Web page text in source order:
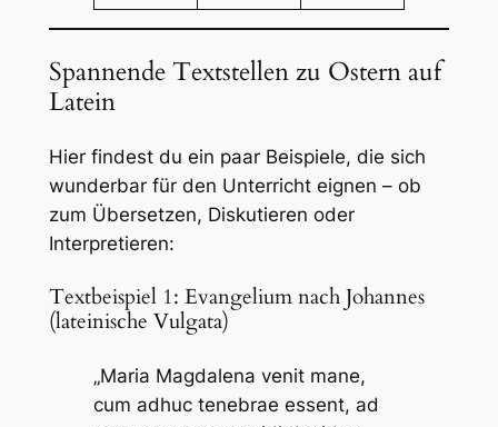
Spannende Textstellen zu Ostern auf
Latein
Hier findest du ein paar Beispiele, die sich
wunderbar für den Unterricht eignen – ob
zum Übersetzen, Diskutieren oder
Interpretieren:
Textbeispiel 1: Evangelium nach Johannes
(lateinische Vulgata)
„Maria Magdalena venit mane,
cum adhuc tenebrae essent, ad